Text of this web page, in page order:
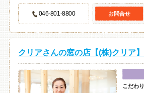
046-801-8800 お問合せ
クリアさんの窓の店【(株)クリア】
こだわり